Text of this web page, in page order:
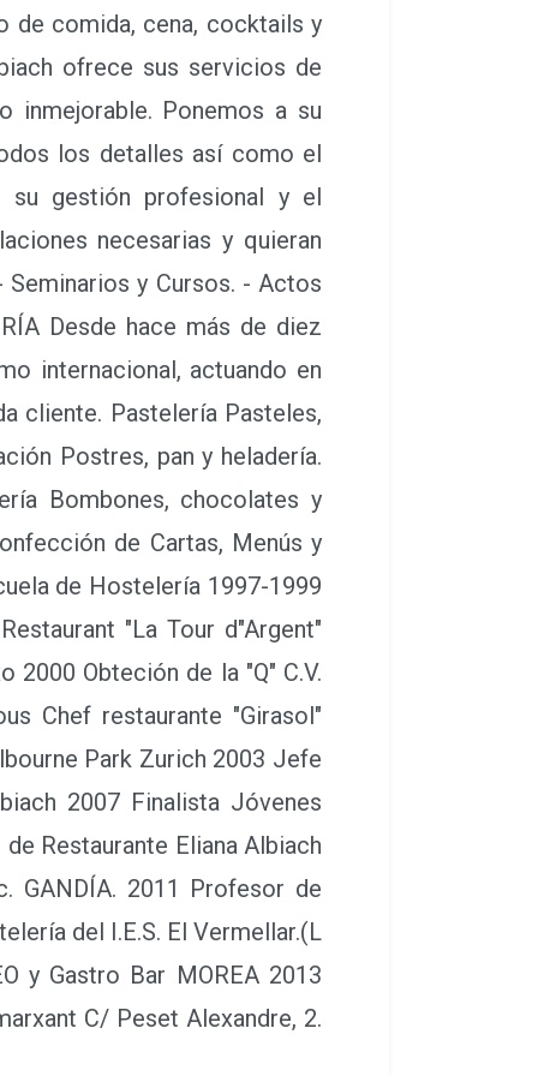
necesarias y quieran
como: - Congresos y
y Cursos. - Actos
de comida, cena, cocktails y
los días, excepto los Lunes
ofrece sus servicios de
manteniendo una
todo tipo de evento tanto la
cocina elaborada. Eliana
de empresas que cuenten
- Congresos y Reuniones
cena, cocktails y coffee
de empresas, tanto a nivel
adaptándonos a las
levadura, azúcar y chocolate
desayunos y desarrollo de
Formación del personal y
JUAN ALBIACH 1992-
1998 Record Guiness
2000 Jefe de Cocina
Cocineros 2001 Premio a
2002 Impartición cursos
Ateneu 2004 Apertura de
mejor Maridaje Ruta Bercial